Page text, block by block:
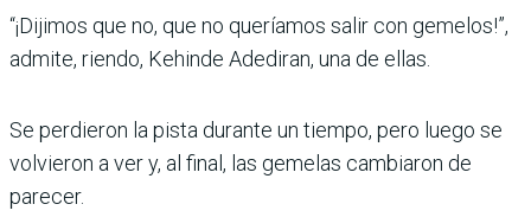
“¡Dijimos que no, que no queríamos salir con gemelos!”,
admite, riendo, Kehinde Adediran, una de ellas.
Se perdieron la pista durante un tiempo, pero luego se
volvieron a ver y, al final, las gemelas cambiaron de
parecer.